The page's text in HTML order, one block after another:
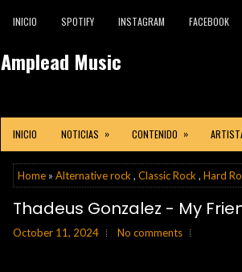
INICIO SPOTIFY INSTAGRAM FACEBOOK
Amplead Music
INICIO NOTICIAS » CONTENIDO »
Home » Alternative rock , Classic Rock , Hard
Thadeus Gonzalez - My
October 11, 2024 No comments